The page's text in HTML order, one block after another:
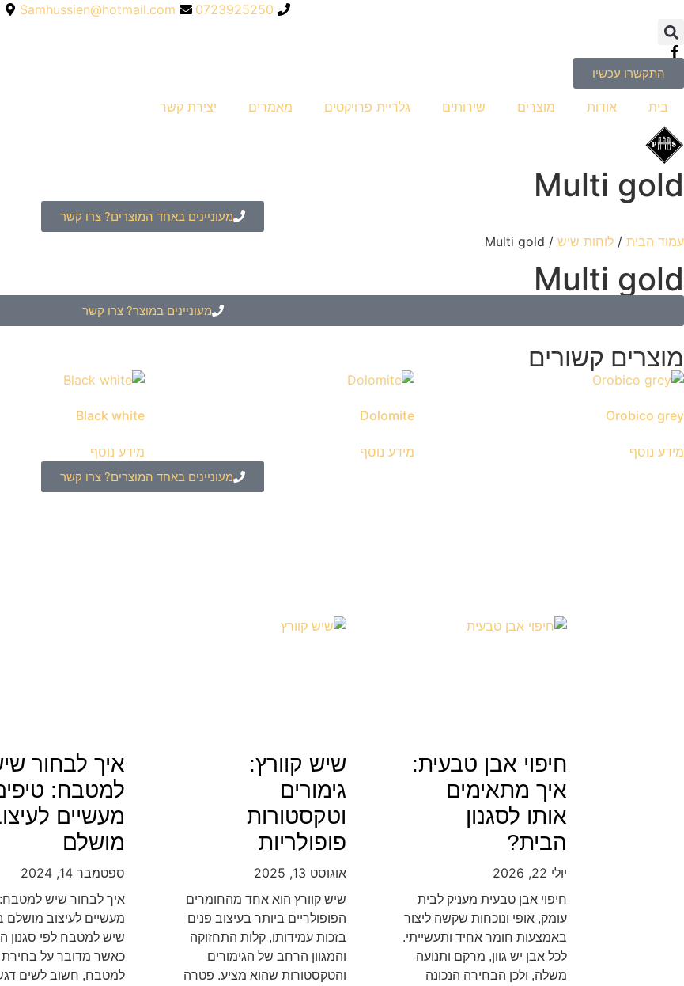
0723925250
Samhussien@hotmail.com
התקשרו עכשיו
בית אודות מוצרים שירותים גלריית פרויקטים מאמרים יצירת קשר
Multi gold
מעוניינים באחד המוצרים? צרו קשר
עמוד הבית / לוחות שיש / Multi gold
Multi gold
מעוניינים במוצר? צרו קשר
מוצרים קשורים
Orobico grey
מידע נוסף
Dolomite
מידע נוסף
Black white
מידע נוסף
מעוניינים באחד המוצרים? צרו קשר
חיפוי אבן טבעית:
איך מתאימים
אותו לסגנון
הבית?
יולי 22, 2026
חיפוי אבן טבעית מעניק לבית
עומק, אופי ונוכחות שקשה ליצור
באמצעות חומר אחיד ותעשייתי.
לכל אבן יש גוון, מרקם ותנועה
משלה, ולכן הבחירה הנכונה
שיש קוורץ:
גימורים
וטקסטורות
פופולריות
אוגוסט 13, 2025
שיש קוורץ הוא אחד מהחומרים
הפופולריים ביותר בעיצוב פנים
בזכות עמידותו, קלות התחזוקה
והמגוון הרחב של הגימורים
והטקסטורות שהוא מציע. פטרה
איך לבחור
למטבח:
מעשיים
מושלם
ספטמבר 14, 2024
איך לבחור שיש למטבח:
מעשיים לעיצוב מושלם
שיש למטבח לפי סגנון
כאשר מדובר על
למטבח, חשוב לשים